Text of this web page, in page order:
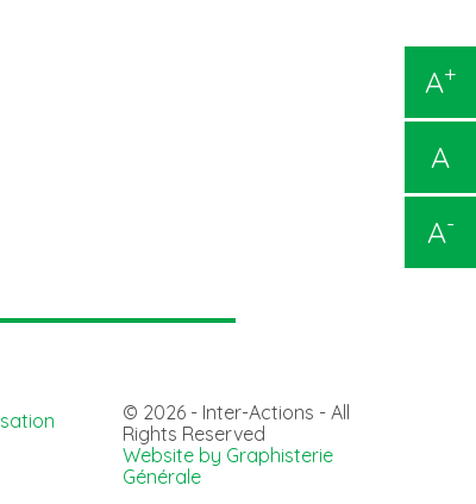
A+
A
A-
© 2026 - Inter-Actions - All
Rights Reserved
Website by Graphisterie
Générale